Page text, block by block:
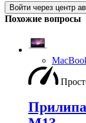
Войти через центр
Похожие вопросы